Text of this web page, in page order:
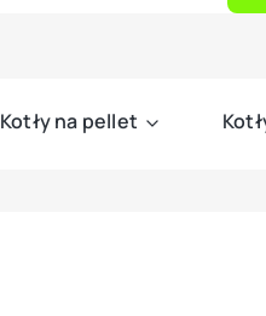
Kotły na pellet